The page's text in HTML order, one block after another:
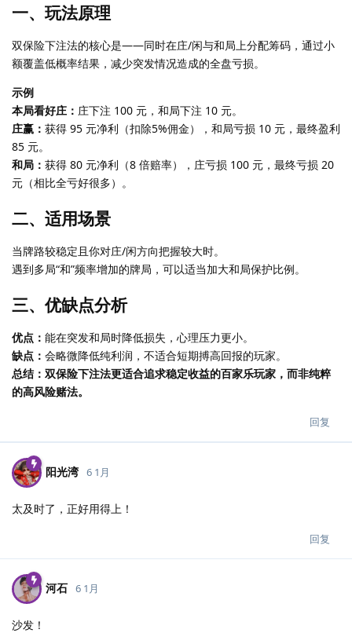
一、玩法原理
双保险下注法的核心是——同时在庄/闲与和局上分配筹码，通过小
额覆盖低概率结果，减少突发情况造成的全盘亏损。
示例
本局看好庄： 庄下注 100 元，和局下注 10 元。
庄赢： 获得 95 元净利（扣除5%佣金），和局亏损 10 元，最终盈利
85 元。
和局： 获得 80 元净利（8 倍赔率），庄亏损 100 元，最终亏损 20
元（相比全亏好很多）。
二、适用场景
当牌路较稳定且你对庄/闲方向把握较大时。
遇到多局“和”频率增加的牌局，可以适当加大和局保护比例。
三、优缺点分析
优点： 能在突发和局时降低损失，心理压力更小。
缺点： 会略微降低纯利润，不适合短期搏高回报的玩家。
总结：双保险下注法更适合追求稳定收益的百家乐玩家，而非纯粹
的高风险赌法。
回复
阳光湾 6 1月
太及时了，正好用得上！
回复
河石 6 1月
沙发！